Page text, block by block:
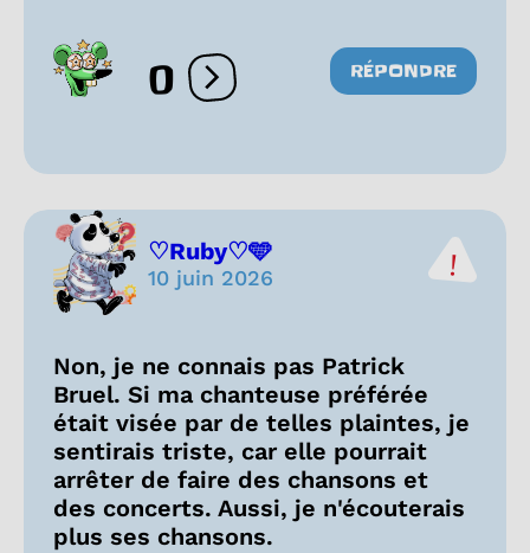
0 Ouvrir les réactions
RÉPONDRE
♡Ruby♡🩵
10 juin 2026
Non, je ne connais pas Patrick
Bruel. Si ma chanteuse préférée
était visée par de telles plaintes, je
sentirais triste, car elle pourrait
arrêter de faire des chansons et
des concerts. Aussi, je n'écouterais
plus ses chansons.